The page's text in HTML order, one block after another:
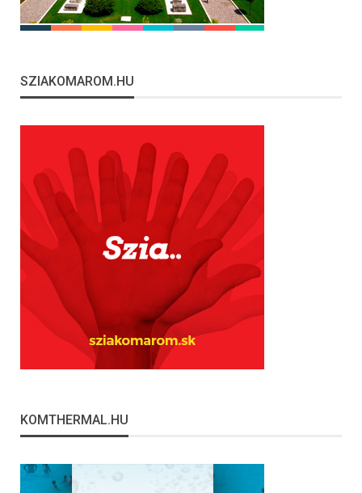
SZIAKOMAROM.HU
KOMTHERMAL.HU